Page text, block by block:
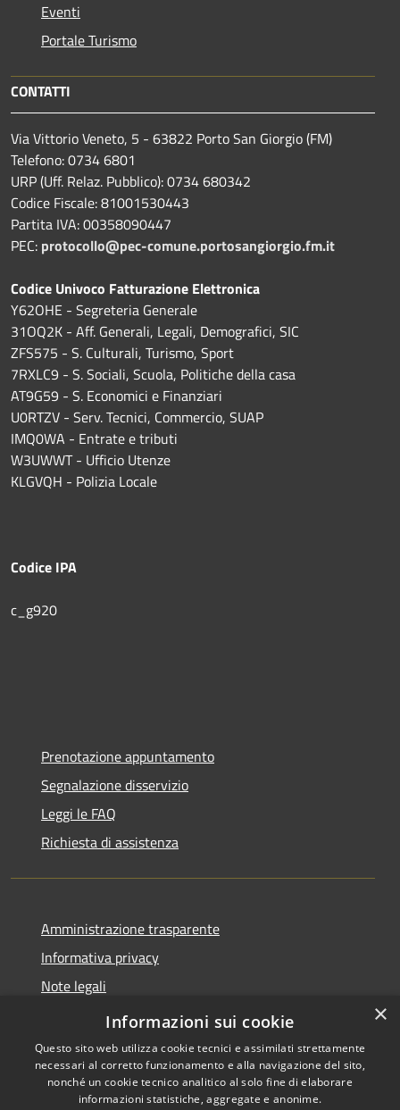
Eventi
Portale Turismo
CONTATTI
Via Vittorio Veneto, 5 - 63822 Porto San Giorgio (FM)
Telefono: 0734 6801
URP (Uff. Relaz. Pubblico): 0734 680342
Codice Fiscale: 81001530443
Partita IVA: 00358090447
PEC: protocollo@pec-comune.portosangiorgio.fm.it
Codice Univoco Fatturazione Elettronica
Y62OHE - Segreteria Generale
31OQ2K - Aff. Generali, Legali, Demografici, SIC
ZFS575 - S. Culturali, Turismo, Sport
7RXLC9 - S. Sociali, Scuola, Politiche della casa
AT9G59 - S. Economici e Finanziari
U0RTZV - Serv. Tecnici, Commercio, SUAP
IMQ0WA - Entrate e tributi
W3UWWT - Ufficio Utenze
KLGVQH - Polizia Locale
Codice IPA
c_g920
Prenotazione appuntamento
Segnalazione disservizio
Leggi le FAQ
Richiesta di assistenza
Amministrazione trasparente
Informativa privacy
Note legali
Dichiarazione di accessibilità
Copyright © 2026 • Comune di
×
Informazioni sui cookie
Questo sito web utilizza cookie tecnici e assimilati strettamente
necessari al corretto funzionamento e alla navigazione del sito,
nonché un cookie tecnico analitico al solo fine di elaborare
informazioni statistiche, aggregate e anonime.